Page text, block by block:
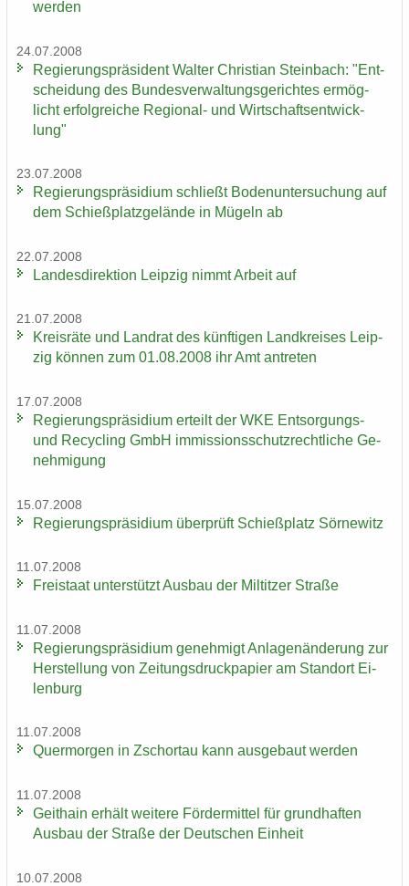
wer­den
24.07.2008
Re­gie­rungs­prä­si­dent Wal­ter Chris­ti­an Stein­bach: "Ent­
schei­dung des Bun­des­ver­wal­tungs­ge­rich­tes er­mög­
licht er­folg­rei­che Regional-​ und Wirt­schafts­ent­wick­
lung"
23.07.2008
Re­gie­rungs­prä­si­di­um schließt Bo­den­un­ter­su­chung auf
dem Schieß­platz­ge­län­de in Mü­geln ab
22.07.2008
Lan­des­di­rek­ti­on Leip­zig nimmt Ar­beit auf
21.07.2008
Kreis­rä­te und Land­rat des künf­ti­gen Land­krei­ses Leip­
zig kön­nen zum 01.08.2008 ihr Amt an­tre­ten
17.07.2008
Re­gie­rungs­prä­si­di­um er­teilt der WKE Entsorgungs-​
und Re­cy­cling GmbH im­mis­si­ons­schutz­recht­li­che Ge­
neh­mi­gung
15.07.2008
Re­gie­rungs­prä­si­di­um über­prüft Schieß­platz Sör­ne­witz
11.07.2008
Frei­staat un­ter­stützt Aus­bau der Mil­tit­zer Stra­ße
11.07.2008
Re­gie­rungs­prä­si­di­um ge­neh­migt An­la­gen­än­de­rung zur
Her­stel­lung von Zei­tungs­druck­pa­pier am Stand­ort Ei­
len­burg
11.07.2008
Quer­mor­gen in Zschor­tau kann aus­ge­baut wer­den
11.07.2008
Geit­hain er­hält wei­te­re För­der­mit­tel für grund­haf­ten
Aus­bau der Stra­ße der Deut­schen Ein­heit
10.07.2008